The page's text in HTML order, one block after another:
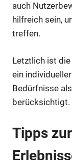
auch
hilfreich sein,
treffen.
Letztlich ist
ein
Bedürfnisse
berücksichtigt.
Tipps